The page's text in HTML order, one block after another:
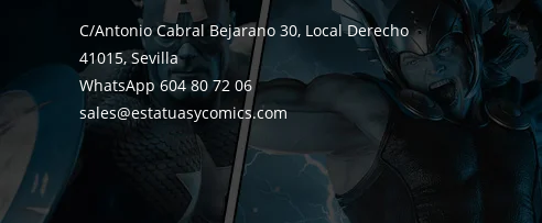
C/Antonio Cabral Bejarano 30, Local Derecho
41015, Sevilla
WhatsApp 604 80 72 06
sales@estatuasycomics.com